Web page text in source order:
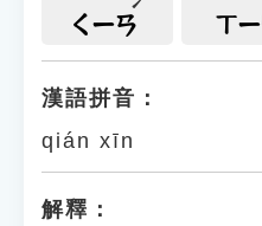
ㄑㄧㄢ ㄒ
漢語拼音：
qián xīn
解釋：